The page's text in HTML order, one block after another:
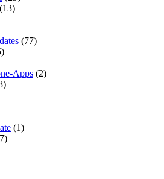
(13)
(77)
Apps (2)
(1)